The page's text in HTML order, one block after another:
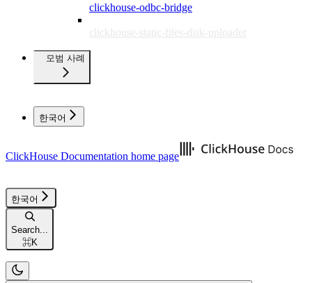
clickhouse-odbc-bridge
clickhouse-static-files-disk-uploader
모범 사례
한국어
ClickHouse Documentation home page
한국어
Search...
⌘K